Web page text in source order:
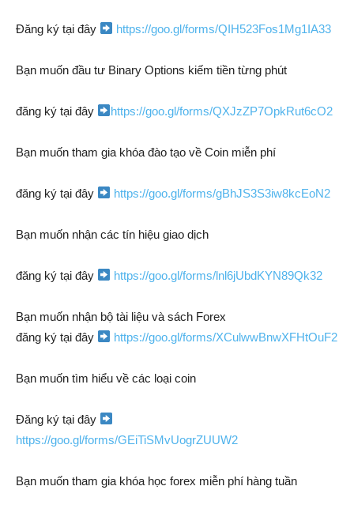
Đăng ký tại đây https://goo.gl/forms/QIH523Fos1Mg1IA33
Bạn muốn đầu tư Binary Options kiếm tiền từng phút
đăng ký tại đây https://goo.gl/forms/QXJzZP7OpkRut6cO2
Bạn muốn tham gia khóa đào tạo về Coin miễn phí
đăng ký tại đây https://goo.gl/forms/gBhJS3S3iw8kcEoN2
Bạn muốn nhận các tín hiệu giao dịch
đăng ký tại đây https://goo.gl/forms/lnl6jUbdKYN89Qk32
Bạn muốn nhận bộ tài liệu và sách Forex
đăng ký tại đây
https://goo.gl/forms/XCulwwBnwXFHtOuF2
Bạn muốn tìm hiểu về các loại coin
Đăng ký tại đây
https://goo.gl/forms/GEiTiSMvUogrZUUW2
Bạn muốn tham gia khóa học forex miễn phí hàng tuần